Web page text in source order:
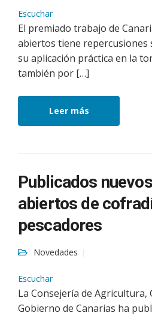
Escuchar
El premiado trabajo de
abiertos tiene repercusiones
su aplicación práctica en la
también por […]
Leer más
Publicados
abiertos de
pescadores
Novedades
Escuchar
La Consejería de Agricultura,
Gobierno de Canarias ha